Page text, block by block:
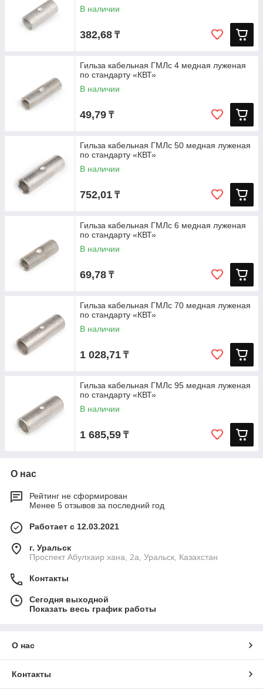
В наличии
382,68 ₸
Гильза кабельная ГМЛс 4 медная луженая
по стандарту «КВТ»
В наличии
49,79 ₸
Гильза кабельная ГМЛс 50 медная луженая
по стандарту «КВТ»
В наличии
752,01 ₸
Гильза кабельная ГМЛс 6 медная луженая
по стандарту «КВТ»
В наличии
69,78 ₸
Гильза кабельная ГМЛс 70 медная луженая
по стандарту «КВТ»
В наличии
1 028,71 ₸
Гильза кабельная ГМЛс 95 медная луженая
по стандарту «КВТ»
В наличии
1 685,59 ₸
О нас
Рейтинг не сформирован
Менее 5 отзывов за последний год
Работает с 12.03.2021
г. Уральск
Проспект Абулхаир хана, 2а, Уральск, Казахстан
Контакты
Сегодня выходной
Показать весь график работы
О нас
Контакты